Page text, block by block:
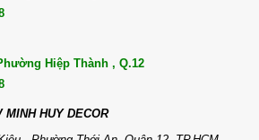
Hiệp Thành , Q.12
MINH HUY DECOR